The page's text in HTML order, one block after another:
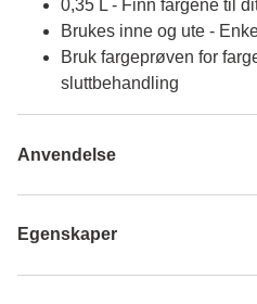
0,35 L - Finn fargene til
Brukes inne og ute -
Bruk fargeprøven for
sluttbehandling
Anvendelse
Egenskaper